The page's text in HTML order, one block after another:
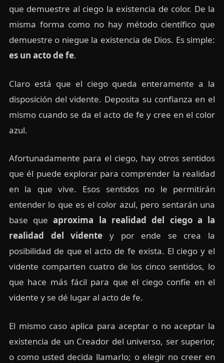
que demuestre al ciego la existencia de color. De la
misma forma como no hay método científico que
demuestre o niegue la existencia de Dios. Es simple:
es un acto de fe.
Claro está que el ciego queda enteramente a la
disposición del vidente. Deposita su confianza en el
mismo cuando se da el acto de fe y cree en el color
azul.
Afortunadamente para el ciego, hay otros sentidos
que él puede explorar para comprender la realidad
en la que vive. Esos sentidos no le permitirán
entender lo que es el color azul, pero sentarán una
base queaproxima la realidad del ciego a la
realidad del vidente y por ende se crea la
posibilidad de que el acto de fe exista. El ciego y el
vidente comparten cuatro de los cinco sentidos, lo
que hace más fácil para que el ciego confíe en el
vidente y se dé lugar al acto de fe.
El mismo caso aplica para aceptar o no aceptar la
existencia de un Creador del universo, ser superior,
o como usted decida llamarlo; o elegir no creer en